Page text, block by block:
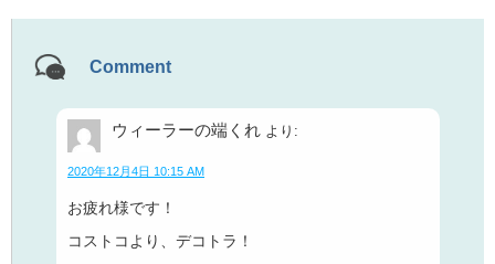
Comment
ウィーラーの端くれ より:
2020年12月4日 10:15 AM
お疲れ様です！
コストコより、デコトラ！